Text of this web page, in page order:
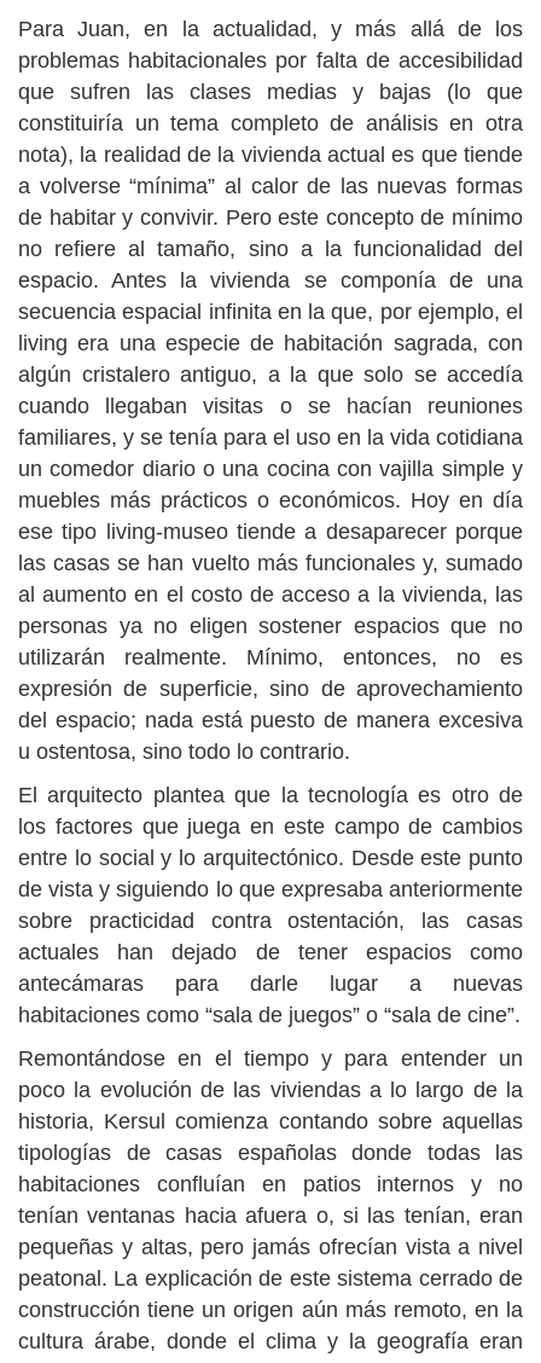
Para Juan, en la actualidad, y más allá de los
problemas habitacionales por falta de accesibilidad
que sufren las clases medias y bajas (lo que
constituiría un tema completo de análisis en otra
nota), la realidad de la vivienda actual es que tiende
a volverse “mínima” al calor de las nuevas formas
de habitar y convivir. Pero este concepto de mínimo
no refiere al tamaño, sino a la funcionalidad del
espacio. Antes la vivienda se componía de una
secuencia espacial infinita en la que, por ejemplo, el
living era una especie de habitación sagrada, con
algún cristalero antiguo, a la que solo se accedía
cuando llegaban visitas o se hacían reuniones
familiares, y se tenía para el uso en la vida cotidiana
un comedor diario o una cocina con vajilla simple y
muebles más prácticos o económicos. Hoy en día
ese tipo living-museo tiende a desaparecer porque
las casas se han vuelto más funcionales y, sumado
al aumento en el costo de acceso a la vivienda, las
personas ya no eligen sostener espacios que no
utilizarán realmente. Mínimo, entonces, no es
expresión de superficie, sino de aprovechamiento
del espacio; nada está puesto de manera excesiva
u ostentosa, sino todo lo contrario.
El arquitecto plantea que la tecnología es otro de
los factores que juega en este campo de cambios
entre lo social y lo arquitectónico. Desde este punto
de vista y siguiendo lo que expresaba anteriormente
sobre practicidad contra ostentación, las casas
actuales han dejado de tener espacios como
antecámaras para darle lugar a nuevas
habitaciones como “sala de juegos” o “sala de cine”.
Remontándose en el tiempo y para entender un
poco la evolución de las viviendas a lo largo de la
historia, Kersul comienza contando sobre aquellas
tipologías de casas españolas donde todas las
habitaciones confluían en patios internos y no
tenían ventanas hacia afuera o, si las tenían, eran
pequeñas y altas, pero jamás ofrecían vista a nivel
peatonal. La explicación de este sistema cerrado de
construcción tiene un origen aún más remoto, en la
cultura árabe, donde el clima y la geografía eran